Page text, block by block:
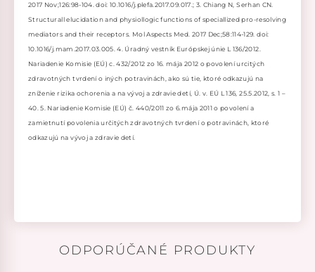
2017 Nov;126:98-104. doi: 10.1016/j.plefa.2017.09.017.; 3. Chiang N, Serhan CN.
Structurall elucidation and physiollogic functions of speciallized pro-resolving
mediators and their receptors. Mol Aspects Med. 2017 Dec;58:114-129. doi:
10.1016/j.mam.2017.03.005. 4. Úradný vestník Európskej únie L 136/2012.
Nariadenie Komisie (EÚ) c. 432/2012 zo 16. mája 2012 o povolení urcitých
zdravotných tvrdení o iných potravinách, ako sú tie, ktoré odkazujú na
zníženie rizika ochorenia a na vývoj a zdravie detí, Ú. v. EÚ L 136, 25.5.2012, s. 1 –
40. 5. Nariadenie Komisie (EÚ) č. 440/2011 zo 6.mája 2011 o povolení a
zamietnutí povolenia určitých zdravotných tvrdení o potravinách, ktoré
odkazujú na vývoj a zdravie detí.
ODPORÚČANÉ PRODUKTY